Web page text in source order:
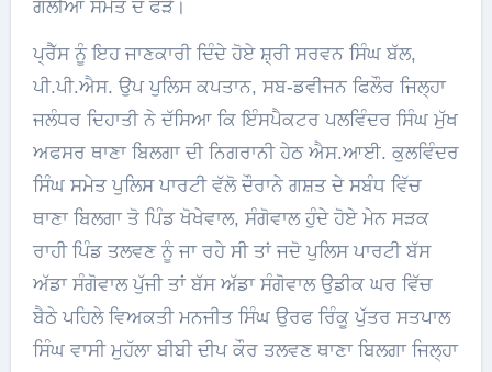
ਗੋਲੀਆਂ ਸਮੇਤ ਦੋ ਫੜੇ।
ਪ੍ਰੈੱਸ ਨੂੰ ਇਹ ਜਾਣਕਾਰੀ ਦਿੰਦੇ ਹੋਏ ਸ਼੍ਰੀ ਸਰਵਨ ਸਿੰਘ ਬੱਲ,
ਪੀ.ਪੀ.ਐਸ. ਉਪ ਪੁਲਿਸ ਕਪਤਾਨ, ਸਬ-ਡਵੀਜਨ ਫਿਲੌਰ ਜਿਲ੍ਹਾ
ਜਲੰਧਰ ਦਿਹਾਤੀ ਨੇ ਦੱਸਿਆ ਕਿ ਇੰਸਪੈਕਟਰ ਪਲਵਿੰਦਰ ਸਿੰਘ ਮੁੱਖ
ਅਫਸਰ ਥਾਣਾ ਬਿਲਗਾ ਦੀ ਨਿਗਰਾਨੀ ਹੇਠ ਐਸ.ਆਈ. ਕੁਲਵਿੰਦਰ
ਸਿੰਘ ਸਮੇਤ ਪੁਲਿਸ ਪਾਰਟੀ ਵੱਲੋ ਦੌਰਾਨੇ ਗਸ਼ਤ ਦੇ ਸਬੰਧ ਵਿੱਚ
ਥਾਣਾ ਬਿਲਗਾ ਤੋ ਪਿੰਡ ਖੋਖੇਵਾਲ, ਸੰਗੋਵਾਲ ਹੁੰਦੇ ਹੋਏ ਮੇਨ ਸੜਕ
ਰਾਹੀ ਪਿੰਡ ਤਲਵਣ ਨੂੰ ਜਾ ਰਹੇ ਸੀ ਤਾਂ ਜਦੋ ਪੁਲਿਸ ਪਾਰਟੀ ਬੱਸ
ਅੱਡਾ ਸੰਗੋਵਾਲ ਪੁੱਜੀ ਤਾਂ ਬੱਸ ਅੱਡਾ ਸੰਗੋਵਾਲ ਉਡੀਕ ਘਰ ਵਿੱਚ
ਬੈਠੇ ਪਹਿਲੇ ਵਿਅਕਤੀ ਮਨਜੀਤ ਸਿੰਘ ਉਰਫ ਰਿੰਕੂ ਪੁੱਤਰ ਸਤਪਾਲ
ਸਿੰਘ ਵਾਸੀ ਮੁਹੱਲਾ ਬੀਬੀ ਦੀਪ ਕੌਰ ਤਲਵਣ ਥਾਣਾ ਬਿਲਗਾ ਜਿਲ੍ਹਾ